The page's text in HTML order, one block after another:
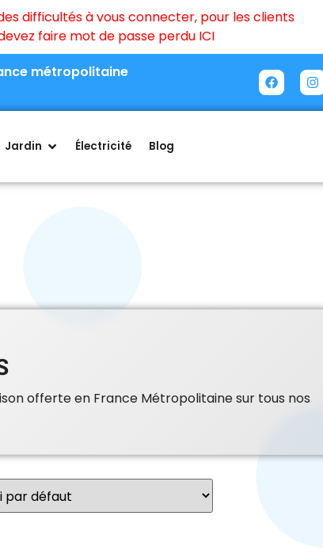
difficultés à vous connecter, pour les clients
faire mot de passe perdu ICI
métropolitaine
Jardin Électricité Blog
offerte en France Métropolitaine sur tous nos